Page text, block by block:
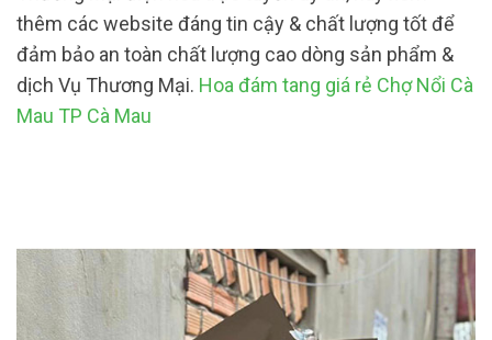
thêm các website đáng tin cậy & chất lượng tốt để
đảm bảo an toàn chất lượng cao dòng sản phẩm &
dịch Vụ Thương Mại. Hoa đám tang giá rẻ Chợ Nổi Cà
Mau TP Cà Mau